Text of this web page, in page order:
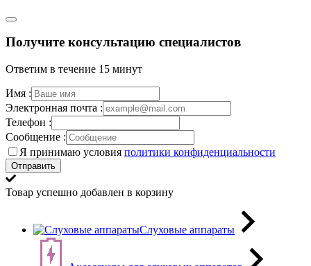
Получите консультацию специалистов
Ответим в течение 15 минут
Имя :
Электронная почта :
Телефон :
Сообщение :
Я принимаю условия политики конфиденциальности
Отправить
Товар успешно добавлен в корзину
Слуховые аппараты